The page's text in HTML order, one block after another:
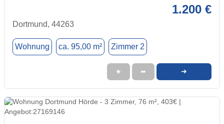
1.200 €
Dortmund, 44263
Wohnung ca. 95,00 m² Zimmer 2
★ ➦ ➜